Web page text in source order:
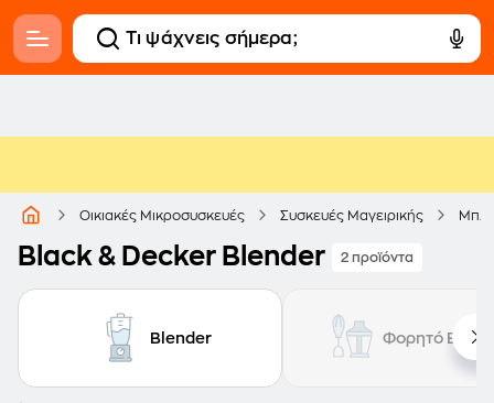
Οικιακές Μικροσυσκευές Συσκευές Μαγειρικής
Black & Decker Blender 2 προϊόντα
Blender Φορητό